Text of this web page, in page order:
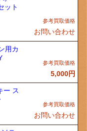
ット
お問い合わせ
用カ
5,000円
ー ス
お問い合わせ